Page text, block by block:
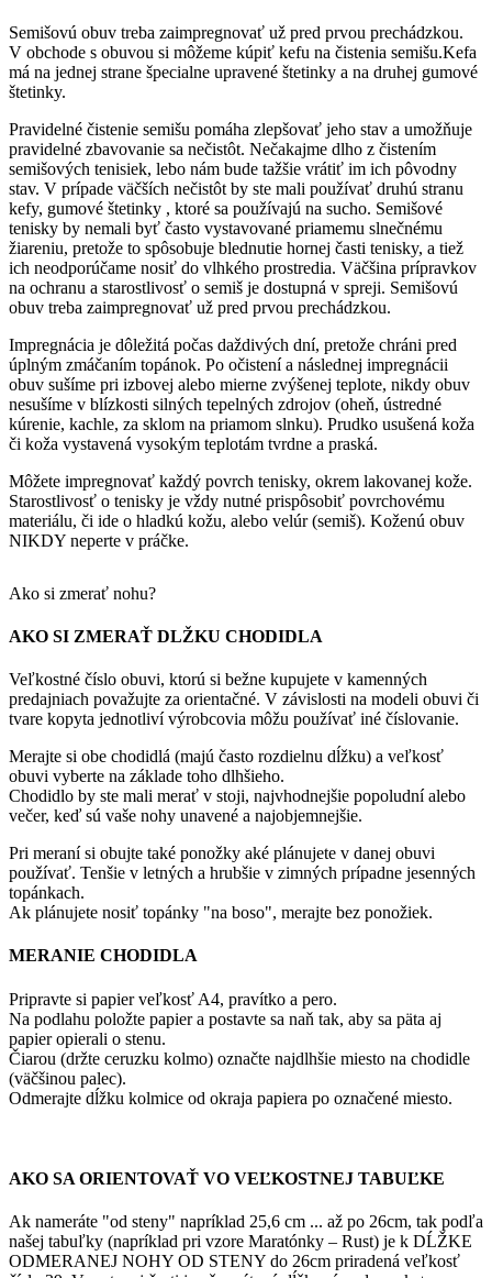
Semišovú obuv treba zaimpregnovať už pred prvou prechádzkou.
V obchode s obuvou si môžeme kúpiť kefu na čistenia semišu.Kefa
má na jednej strane špecialne upravené štetinky a na druhej gumové
štetinky.
Pravidelné čistenie semišu pomáha zlepšovať jeho stav a umožňuje
pravidelné zbavovanie sa nečistôt. Nečakajme dlho z čistením
semišových tenisiek, lebo nám bude tažšie vrátiť im ich pôvodny
stav. V prípade väčších nečistôt by ste mali používať druhú stranu
kefy, gumové štetinky , ktoré sa používajú na sucho. Semišové
tenisky by nemali byť často vystavované priamemu slnečnému
žiareniu, pretože to spôsobuje blednutie hornej časti tenisky, a tiež
ich neodporúčame nosiť do vlhkého prostredia. Väčšina prípravkov
na ochranu a starostlivosť o semiš je dostupná v spreji. Semišovú
obuv treba zaimpregnovať už pred prvou prechádzkou.
Impregnácia je dôležitá počas daždivých dní, pretože chráni pred
úplným zmáčaním topánok. Po očistení a následnej impregnácii
obuv sušíme pri izbovej alebo mierne zvýšenej teplote, nikdy obuv
nesušíme v blízkosti silných tepelných zdrojov (oheň, ústredné
kúrenie, kachle, za sklom na priamom slnku). Prudko usušená koža
či koža vystavená vysokým teplotám tvrdne a praská.
Môžete impregnovať každý povrch tenisky, okrem lakovanej kože.
Starostlivosť o tenisky je vždy nutné prispôsobiť povrchovému
materiálu, či ide o hladkú kožu, alebo velúr (semiš). Koženú obuv
NIKDY neperte v práčke.
Ako si zmerať nohu?
AKO SI ZMERAŤ DLŽKU CHODIDLA
Veľkostné číslo obuvi, ktorú si bežne kupujete v kamenných
predajniach považujte za orientačné. V závislosti na modeli obuvi či
tvare kopyta jednotliví výrobcovia môžu používať iné číslovanie.
Merajte si obe chodidlá (majú často rozdielnu dĺžku) a veľkosť
obuvi vyberte na základe toho dlhšieho.
Chodidlo by ste mali merať v stoji, najvhodnejšie popoludní alebo
večer, keď sú vaše nohy unavené a najobjemnejšie.
Pri meraní si obujte také ponožky aké plánujete v danej obuvi
používať. Tenšie v letných a hrubšie v zimných prípadne jesenných
topánkach.
Ak plánujete nosiť topánky "na boso", merajte bez ponožiek.
MERANIE CHODIDLA
Pripravte si papier veľkosť A4, pravítko a pero.
Na podlahu položte papier a postavte sa naň tak, aby sa päta aj
papier opierali o stenu.
Čiarou (držte ceruzku kolmo) označte najdlhšie miesto na chodidle
(väčšinou palec).
Odmerajte dĺžku kolmice od okraja papiera po označené miesto.
AKO SA ORIENTOVAŤ VO VEĽKOSTNEJ TABUĽKE
Ak nameráte "od steny" napríklad 25,6 cm ... až po 26cm, tak podľa
našej tabuľky (napríklad pri vzore Maratónky – Rust) je k DĹŽKE
ODMERANEJ NOHY OD STENY do 26cm priradená veľkosť